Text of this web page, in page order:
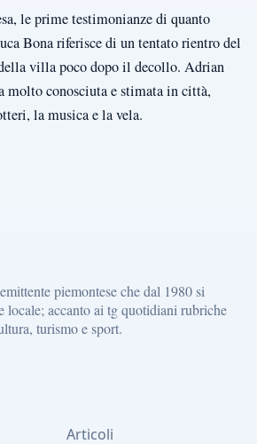
le prime testimonianze di quanto
Bona riferisce di un tentato rientro del
villa poco dopo il decollo. Adrian
molto conosciuta e stimata in città,
la musica e la vela.
piemontese che dal 1980 si
locale; accanto ai tg quotidiani rubriche
turismo e sport.
Articoli